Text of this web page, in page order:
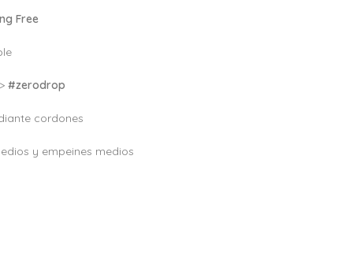
Free
#zerodrop
cordones
y empeines medios